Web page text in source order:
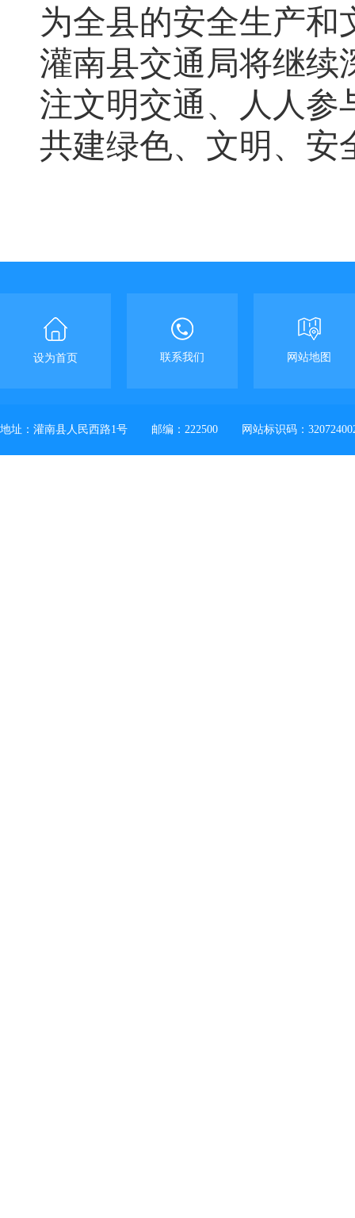
为全县的安全生产和
灌南县交通局将继续
注文明交通、人人参
共建绿色、文明、安
设为首页 联系我们 网站地图
地址：灌南县人民西路1号 邮编：222500 网站标识码：